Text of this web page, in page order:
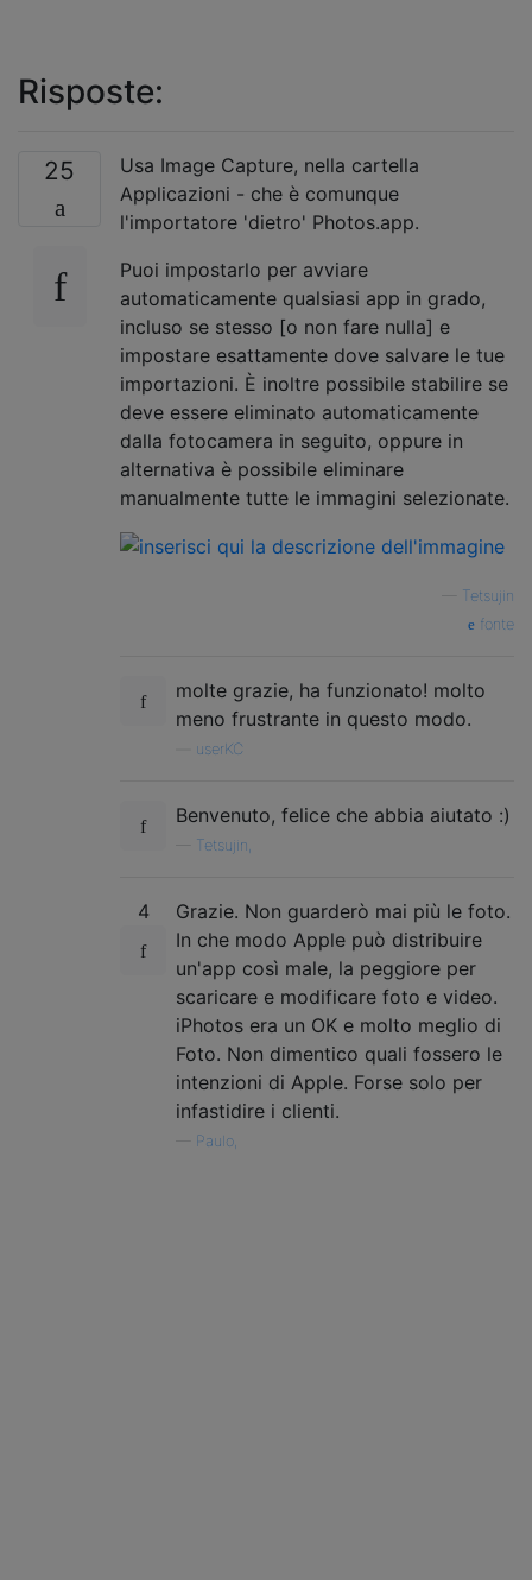
Risposte:
25
Usa Image Capture, nella cartella
Applicazioni - che è comunque
l'importatore 'dietro' Photos.app.
Puoi impostarlo per avviare
automaticamente qualsiasi app in grado,
incluso se stesso [o non fare nulla] e
impostare esattamente dove salvare le tue
importazioni. È inoltre possibile stabilire se
deve essere eliminato automaticamente
dalla fotocamera in seguito, oppure in
alternativa è possibile eliminare
manualmente tutte le immagini selezionate.
Tetsujin
fonte
molte grazie, ha funzionato! molto
meno frustrante in questo modo.
userKC
Benvenuto, felice che abbia aiutato :)
Tetsujin,
4
Grazie. Non guarderò mai più le foto.
In che modo Apple può distribuire
un'app così male, la peggiore per
scaricare e modificare foto e video.
iPhotos era un OK e molto meglio di
Foto. Non dimentico quali fossero le
intenzioni di Apple. Forse solo per
infastidire i clienti.
Paulo,